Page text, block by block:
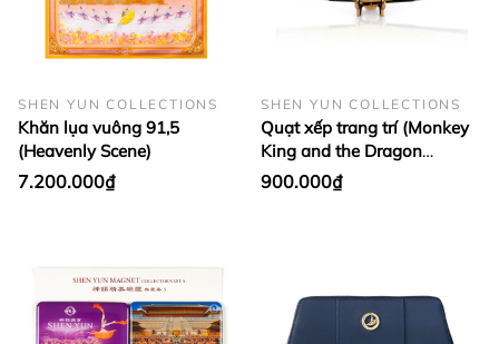
SHEN YUN COLLECTIONS
Khăn lụa vuông 91,5
(Heavenly Scene)
7.200.000₫
SHEN YUN COLLECTIONS
Quạt xếp trang trí (Monkey
King and the Dragon
Palace)
900.000₫